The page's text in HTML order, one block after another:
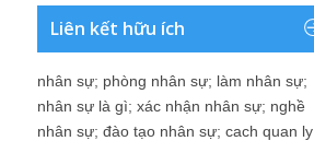
Liên kết hữu ích
nhân sự; phòng nhân sự; làm nhân sự;
nhân sự là gì; xác nhận nhân sự; nghề
nhân sự; đào tạo nhân sự; cach quan ly